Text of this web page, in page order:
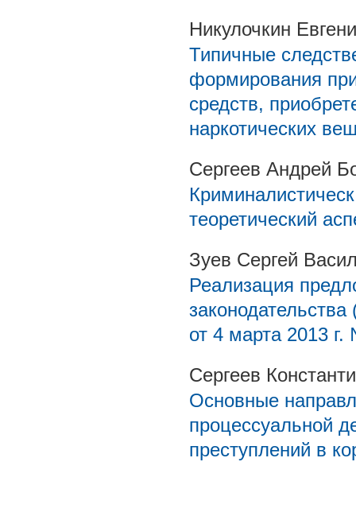
Никулочкин
Типичные
формирования
средств,
наркотических
Сергеев Андрей
теоретический
Зуев Сергей
Реализация
от 4 марта 2013
Сергеев
Основные
процессуальной
преступлений в